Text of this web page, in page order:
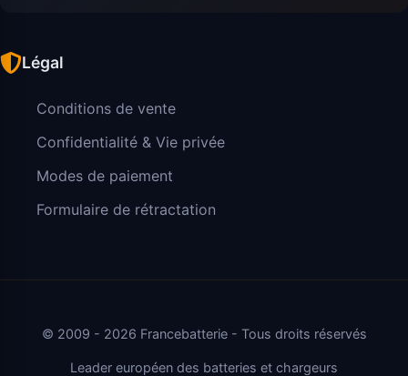
Légal
Conditions de vente
Confidentialité & Vie privée
Modes de paiement
Formulaire de rétractation
© 2009 - 2026 Francebatterie - Tous droits réservés
Leader européen des batteries et chargeurs